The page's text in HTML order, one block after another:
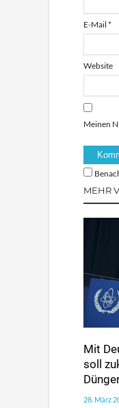
E-Mail *
Website
Meinen
MEHR
Mit
soll
28. März